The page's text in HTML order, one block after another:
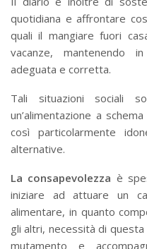
quotidiana e affrontare
quali il mangiare fuori
vacanze, mantenendo
adeguata e corretta.
Tali situazioni sociali
un’alimentazione a
così particolarmente
alternative.
La consapevolezza è
iniziare ad attuare un
alimentare, in quanto
gli altri, necessità di
mutamento e